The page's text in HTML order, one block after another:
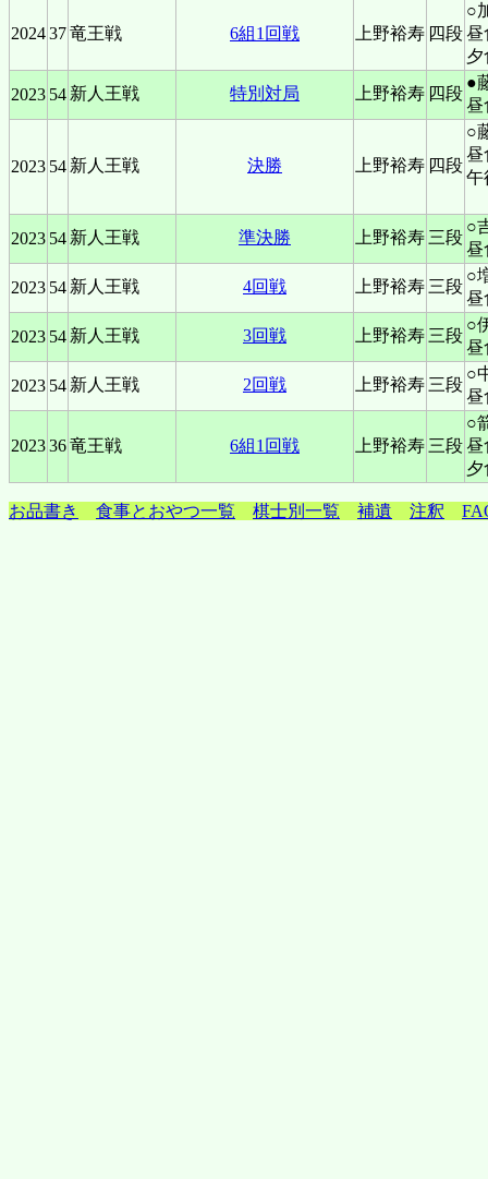
202437竜王戦 6組1回戦 上野裕寿 四段
○
昼
夕
2023 54 新人王戦 特別対局 上野裕寿 四段
●
昼
2023 54 新人王戦 決勝 上野裕寿 四段
○
昼
午
2023 54 新人王戦 準決勝 上野裕寿 三段
○
昼
2023 54 新人王戦 4回戦 上野裕寿 三段
○
昼
2023 54 新人王戦 3回戦 上野裕寿 三段
○
昼
2023 54 新人王戦 2回戦 上野裕寿 三段
○
昼
202336竜王戦 6組1回戦 上野裕寿 三段
○
昼
夕
お品書き 食事とおやつ一覧 棋士別一覧 補遺 注釈